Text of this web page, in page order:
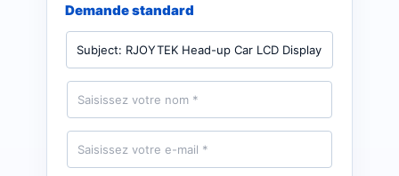
Demande standard
P
o
d
t
N
m
*
E
m